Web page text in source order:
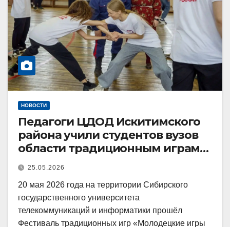
НОВОСТИ
Педагоги ЦДОД Искитимского
района учили студентов вузов
области традиционным играм
народов России
25.05.2026
20 мая 2026 года на территории Сибирского
государственного университета
телекоммуникаций и информатики прошёл
Фестиваль традиционных игр «Молодецкие игры